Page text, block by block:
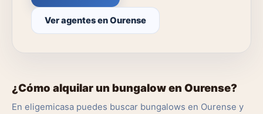
Ver agentes en Ourense
¿Cómo alquilar un bungalow en Ourense?
En eligemicasa puedes buscar bungalows en Ourense y